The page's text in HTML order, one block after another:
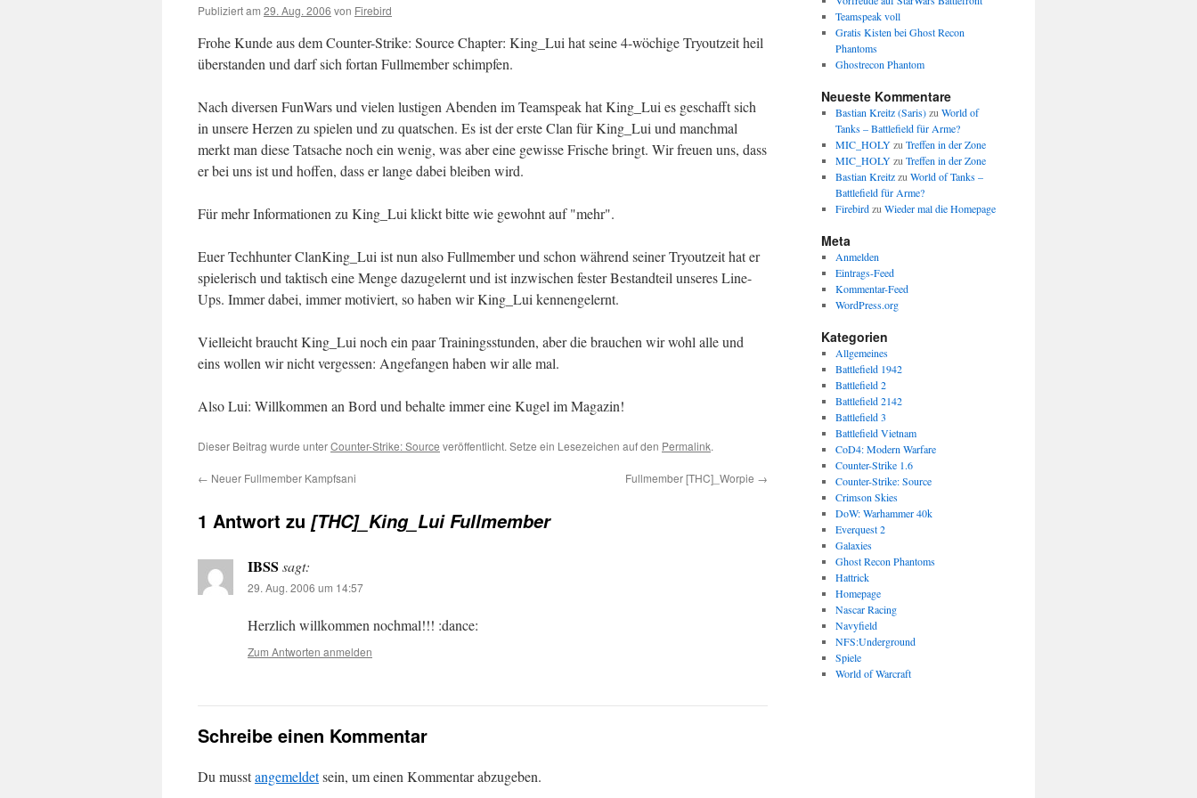
Publiziert am 29. Aug. 2006 von Firebird
Frohe Kunde aus dem Counter-Strike: Source Chapter: King_Lui hat seine 4-wöchige Tryoutzeit heil
überstanden und darf sich fortan Fullmember schimpfen.
Nach diversen FunWars und vielen lustigen Abenden im Teamspeak hat King_Lui es geschafft sich
in unsere Herzen zu spielen und zu quatschen. Es ist der erste Clan für King_Lui und manchmal
merkt man diese Tatsache noch ein wenig, was aber eine gewisse Frische bringt. Wir freuen uns, dass
er bei uns ist und hoffen, dass er lange dabei bleiben wird.
Für mehr Informationen zu King_Lui klickt bitte wie gewohnt auf "mehr".
Euer Techhunter ClanKing_Lui ist nun also Fullmember und schon während seiner Tryoutzeit hat er
spielerisch und taktisch eine Menge dazugelernt und ist inzwischen fester Bestandteil unseres Line-
Ups. Immer dabei, immer motiviert, so haben wir King_Lui kennengelernt.
Vielleicht braucht King_Lui noch ein paar Trainingsstunden, aber die brauchen wir wohl alle und
eins wollen wir nicht vergessen: Angefangen haben wir alle mal.
Also Lui: Willkommen an Bord und behalte immer eine Kugel im Magazin!
Dieser Beitrag wurde unterCounter-Strike: Source veröffentlicht. Setze ein Lesezeichen auf den Permalink.
← Neuer Fullmember Kampfsani Fullmember [THC]_Worpie →
1 Antwort zu [THC]_King_Lui Fullmember
IBSS sagt:
29. Aug. 2006 um 14:57
Herzlich willkommen nochmal!!! :dance:
Zum Antworten anmelden
Schreibe einen Kommentar
Du musstangemeldetsein, um einen Kommentar abzugeben.
Teamspeak voll
Gratis Kisten bei Ghost Recon
Phantoms
Ghostrecon Phantom
Neueste Kommentare
Bastian Kreitz (Saris)zu World of
Tanks – Battlefield für Arme?
MIC_HOLYzu Treffen in der Zone
MIC_HOLYzu Treffen in der Zone
Bastian Kreitzzu World of Tanks –
Battlefield für Arme?
Firebirdzu Wieder mal die Homepage
Meta
Anmelden
Eintrags-Feed
Kommentar-Feed
WordPress.org
Kategorien
Allgemeines
Battlefield 1942
Battlefield 2
Battlefield 2142
Battlefield 3
Battlefield Vietnam
CoD4: Modern Warfare
Counter-Strike 1.6
Counter-Strike: Source
Crimson Skies
DoW: Warhammer 40k
Everquest 2
Galaxies
Ghost Recon Phantoms
Hattrick
Homepage
Nascar Racing
Navyfield
NFS:Underground
Spiele
World of Warcraft